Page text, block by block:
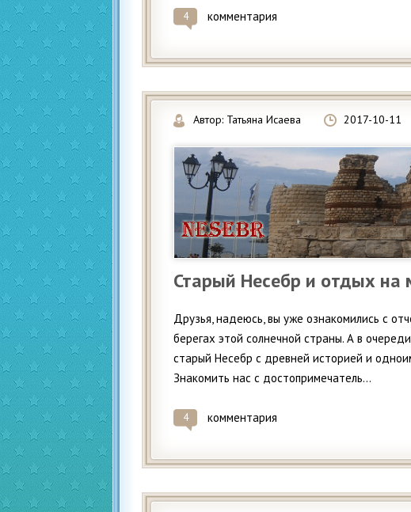
4 комментария
Автор: Татьяна Исаева 2017-10-11
Старый Несебр и отдых на
Друзья, надеюсь, вы уже ознакомились с
берегах этой солнечной страны. А в
старый Несебр с древней историей и
Знакомить нас с достопримечатель...
4 комментария